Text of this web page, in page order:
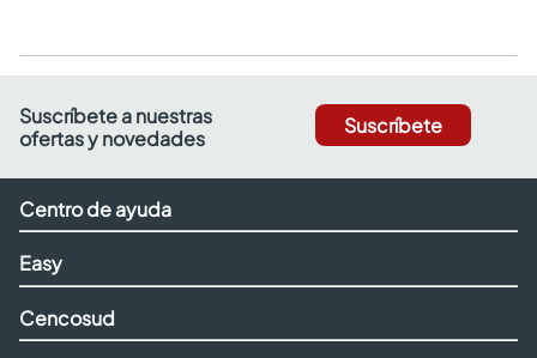
Suscríbete a nuestras
ofertas y novedades
Suscríbete
Centro de ayuda
Easy
Cencosud